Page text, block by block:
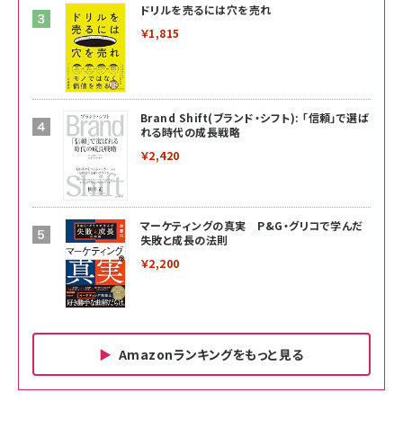
ドリルを売るには穴を売れ
￥1,815
Brand Shift(ブランド・シフト): 「信頼」で選ば
れる時代の成長戦略
￥2,420
マーケティングの真実 P&G・グリコで学んだ
失敗と成長の法則
￥2,200
Amazonランキングをもっと見る